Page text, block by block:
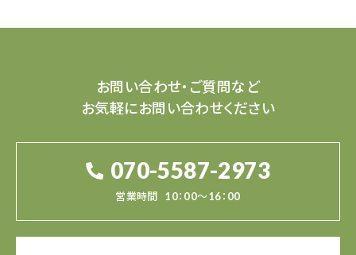
お問い合わせ・ご質問など
お気軽にお問い合わせください
070-5587-2973
営業時間 10：00～16：00